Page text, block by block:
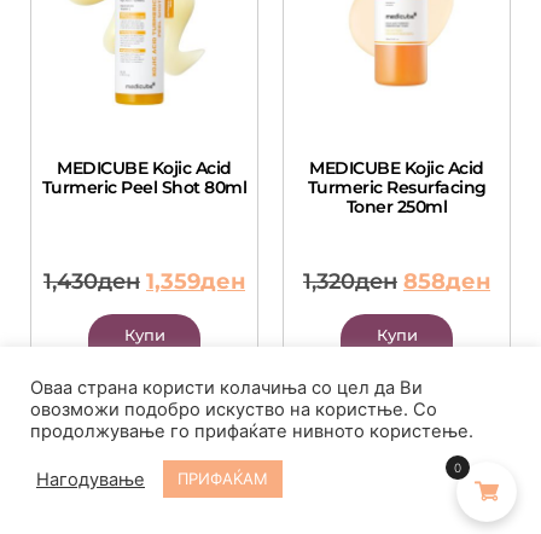
MEDICUBE Kojic Acid
Turmeric Peel Shot 80ml
1,430ден 1,359ден
Купи
Додади во
кошничка
MEDICUBE Kojic Acid
Turmeric Resurfacing
Toner 250ml
1,320ден 858ден
Купи
Додади во
кошничка
Оваа страна користи колачиња со цел да Ви
овозможи подобро искуство на користње. Со
продолжување го прифаќате нивното користење.
Нагодување ПРИФАЌАМ
0